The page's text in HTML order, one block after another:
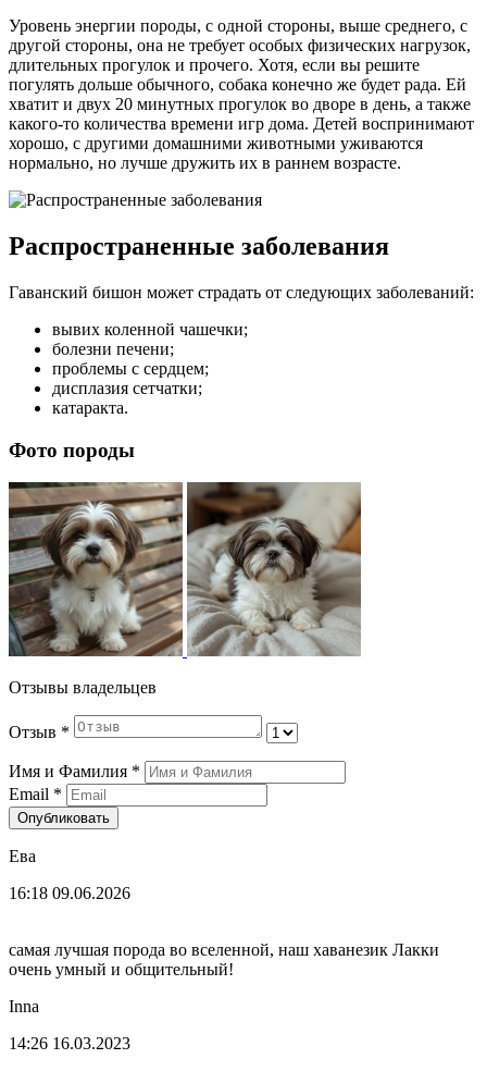
Уровень энергии породы, с одной стороны, выше среднего, с
другой стороны, она не требует особых физических нагрузок,
длительных прогулок и прочего. Хотя, если вы решите
погулять дольше обычного, собака конечно же будет рада. Ей
хватит и двух 20 минутных прогулок во дворе в день, а также
какого-то количества времени игр дома. Детей воспринимают
хорошо, с другими домашними животными уживаются
нормально, но лучше дружить их в раннем возрасте.
Распространенные заболевания
Гаванский бишон может страдать от следующих заболеваний:
вывих коленной чашечки;
болезни печени;
проблемы с сердцем;
дисплазия сетчатки;
катаракта.
Фото породы
Отзывы владельцев
Отзыв *
Имя и Фамилия *
Email *
Опубликовать
Ева
16:18 09.06.2026
самая лучшая порода во вселенной, наш хаванезик Лакки
очень умный и общительный!
Inna
14:26 16.03.2023